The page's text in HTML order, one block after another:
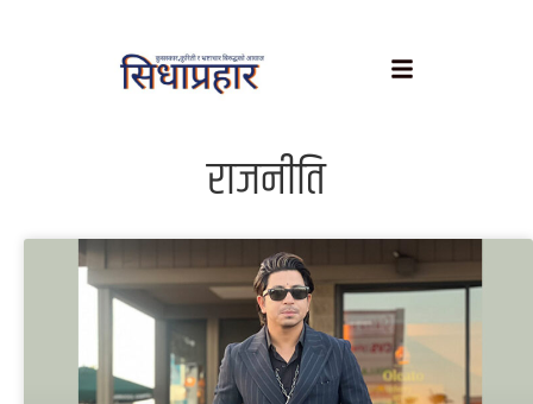
राजनीति